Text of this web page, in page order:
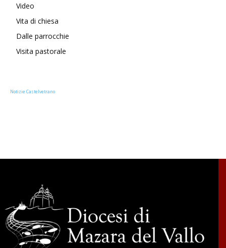
Video
Vita di chiesa
Dalle parrocchie
Visita pastorale
Notizie Castelvetrano